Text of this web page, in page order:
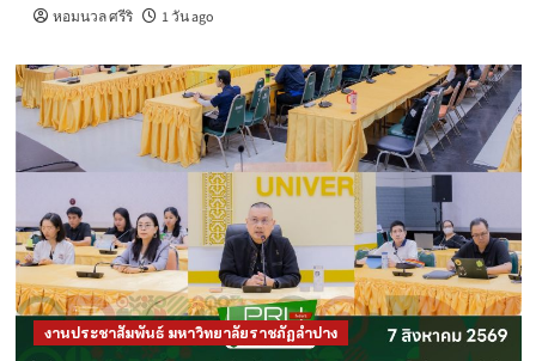
หอมนวล ศรีริ 1 วัน ago
งานประชาสัมพันธ์ มหาวิทยาลัยราชภัฏลำปาง